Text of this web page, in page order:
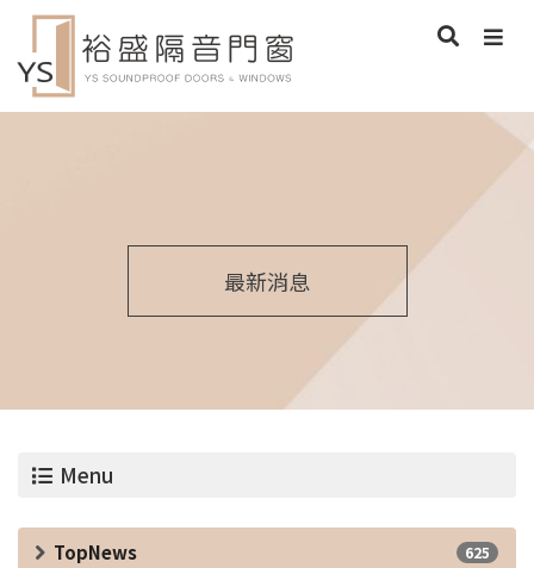
最新消息
Menu
TopNews 625